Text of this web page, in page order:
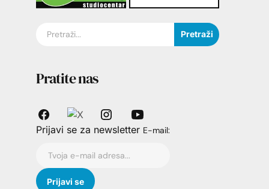
Pretraži
Pratite nas
Prijavi se za newsletter E-mail: